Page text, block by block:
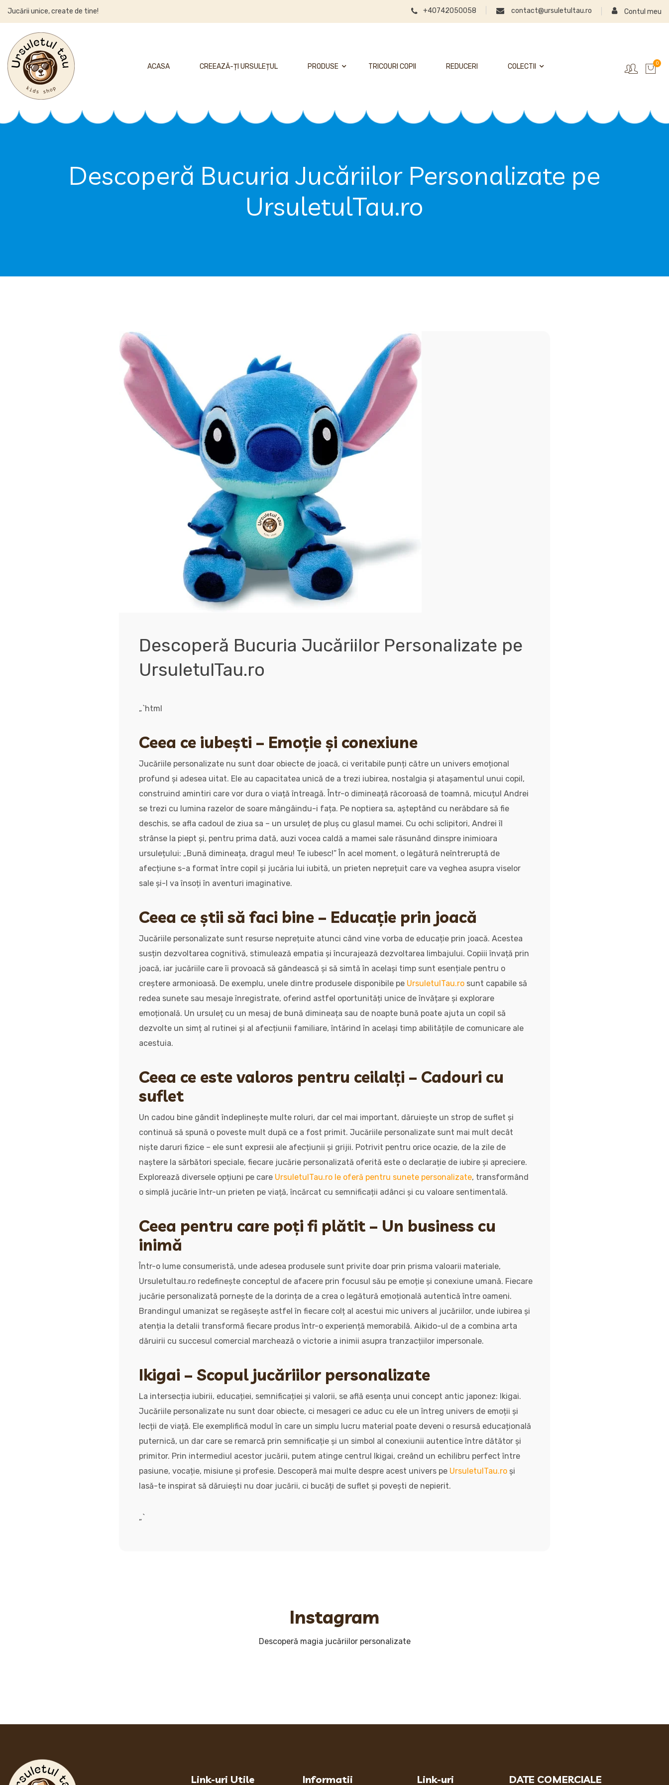
Jucării unice, create de tine! +40742050058 contact@ursuletultau.ro Contul meu
ACASA CREEAZĂ-ȚI URSULEȚUL PRODUSE TRICOURI COPII REDUCERI COLECTII 0
Descoperă Bucuria Jucăriilor Personalizate pe
UrsuletulTau.ro
Descoperă Bucuria Jucăriilor Personalizate pe
UrsuletulTau.ro
„`html
Ceea ce iubești – Emoție și conexiune
Jucăriile personalizate nu sunt doar obiecte de joacă, ci veritabile punți către un univers emoțional
profund și adesea uitat. Ele au capacitatea unică de a trezi iubirea, nostalgia și atașamentul unui copil,
construind amintiri care vor dura o viață întreagă. Într-o dimineață răcoroasă de toamnă, micuțul Andrei
se trezi cu lumina razelor de soare mângâindu-i fața. Pe noptiera sa, așteptând cu nerăbdare să fie
deschis, se afla cadoul de ziua sa – un ursuleț de pluș cu glasul mamei. Cu ochi sclipitori, Andrei îl
strânse la piept și, pentru prima dată, auzi vocea caldă a mamei sale răsunând dinspre inimioara
ursulețului: „Bună dimineața, dragul meu! Te iubesc!” În acel moment, o legătură neîntreruptă de
afecțiune s-a format între copil și jucăria lui iubită, un prieten neprețuit care va veghea asupra viselor
sale și-l va însoți în aventuri imaginative.
Ceea ce știi să faci bine – Educație prin joacă
Jucăriile personalizate sunt resurse neprețuite atunci când vine vorba de educație prin joacă. Acestea
susțin dezvoltarea cognitivă, stimulează empatia și încurajează dezvoltarea limbajului. Copiii învață prin
joacă, iar jucăriile care îi provoacă să gândească și să simtă în același timp sunt esențiale pentru o
creștere armonioasă. De exemplu, unele dintre produsele disponibile pe UrsuletulTau.ro sunt capabile să
redea sunete sau mesaje înregistrate, oferind astfel oportunități unice de învățare și explorare
emoțională. Un ursuleț cu un mesaj de bună dimineața sau de noapte bună poate ajuta un copil să
dezvolte un simț al rutinei și al afecțiunii familiare, întărind în același timp abilitățile de comunicare ale
acestuia.
Ceea ce este valoros pentru ceilalți – Cadouri cu
suflet
Un cadou bine gândit îndeplinește multe roluri, dar cel mai important, dăruiește un strop de suflet și
continuă să spună o poveste mult după ce a fost primit. Jucăriile personalizate sunt mai mult decât
niște daruri fizice – ele sunt expresii ale afecțiunii și grijii. Potrivit pentru orice ocazie, de la zile de
naștere la sărbători speciale, fiecare jucărie personalizată oferită este o declarație de iubire și apreciere.
Explorează diversele opțiuni pe care UrsuletulTau.ro le oferă pentru sunete personalizate, transformând
o simplă jucărie într-un prieten pe viață, încărcat cu semnificații adânci și cu valoare sentimentală.
Ceea pentru care poți fi plătit – Un business cu
inimă
Într-o lume consumeristă, unde adesea produsele sunt privite doar prin prisma valoarii materiale,
Ursuletultau.ro redefinește conceptul de afacere prin focusul său pe emoție și conexiune umană. Fiecare
jucărie personalizată pornește de la dorința de a crea o legătură emoțională autentică între oameni.
Brandingul umanizat se regăsește astfel în fiecare colț al acestui mic univers al jucăriilor, unde iubirea și
atenția la detalii transformă fiecare produs într-o experiență memorabilă. Aikido-ul de a combina arta
dăruirii cu succesul comercial marchează o victorie a inimii asupra tranzacțiilor impersonale.
Ikigai – Scopul jucăriilor personalizate
La intersecția iubirii, educației, semnificației și valorii, se află esența unui concept antic japonez: Ikigai.
Jucăriile personalizate nu sunt doar obiecte, ci mesageri ce aduc cu ele un întreg univers de emoții și
lecții de viață. Ele exemplifică modul în care un simplu lucru material poate deveni o resursă educațională
puternică, un dar care se remarcă prin semnificație și un simbol al conexiunii autentice între dătător și
primitor. Prin intermediul acestor jucării, putem atinge centrul Ikigai, creând un echilibru perfect între
pasiune, vocație, misiune și profesie. Descoperă mai multe despre acest univers pe UrsuletulTau.ro și
lasă-te inspirat să dăruiești nu doar jucării, ci bucăți de suflet și povești de nepierit.
„`
Instagram
Descoperă magia jucăriilor personalizate
Link-uri Utile Informatii Link-uri DATE COMERCIALE